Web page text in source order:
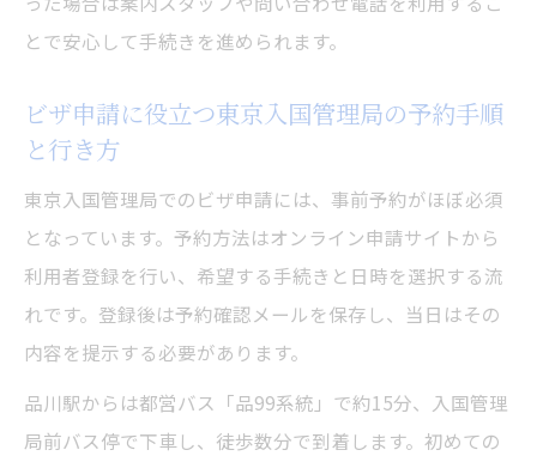
とで安心して手続きを進められます。
ビザ申請に役立つ東京入国管理局の予約手順
と行き方
東京入国管理局でのビザ申請には、事前予約がほぼ必須
となっています。予約方法はオンライン申請サイトから
利用者登録を行い、希望する手続きと日時を選択する流
れです。登録後は予約確認メールを保存し、当日はその
内容を提示する必要があります。
品川駅からは都営バス「品99系統」で約15分、入国管理
局前バス停で下車し、徒歩数分で到着します。初めての